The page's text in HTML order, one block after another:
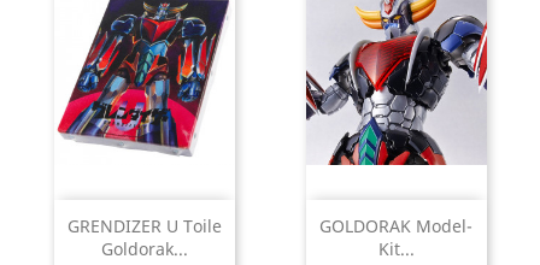
GRENDIZER U Toile
Goldorak...
GOLDORAK Model-
Kit...